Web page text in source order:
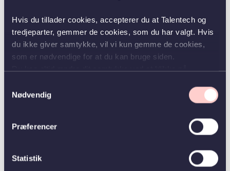
Hvis du tillader cookies, accepterer du at Talentech og
tredjeparter, gemmer de cookies, som du har valgt. Hvis
du ikke giver samtykke, vil vi kun gemme de cookies,
som er nødvendige for at du kan bruge siden.
Nødvendig
Præferencer
Statistik